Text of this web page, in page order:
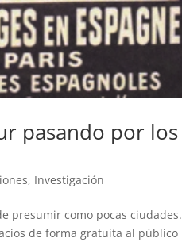
pasando por los
, Investigación
presumir como pocas ciudades.
de forma gratuita al público